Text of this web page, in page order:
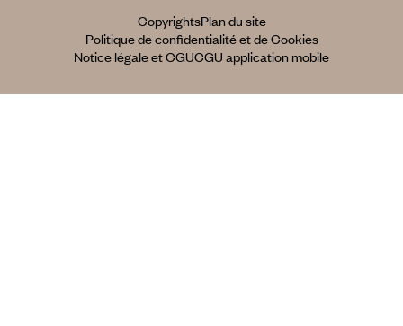
CopyrightsPlan du site
Politique de confidentialité et de Cookies
Notice légale et CGUCGU application mobile